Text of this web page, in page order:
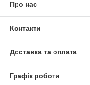
Про нас
Контакти
Доставка та оплата
Графік роботи